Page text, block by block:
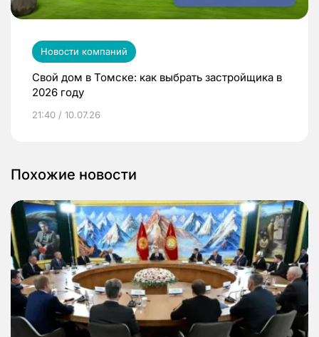
Новости компаний
Свой дом в Томске: как выбрать застройщика в
2026 году
21:40 / 10.07.26
Похожие новости